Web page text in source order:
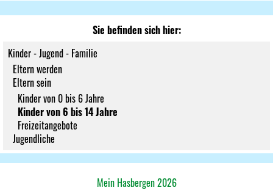
Sie befinden sich hier:
Kinder - Jugend - Familie
Eltern werden
Eltern sein
Kinder von 0 bis 6 Jahre
Kinder von 6 bis 14 Jahre
Freizeitangebote
Jugendliche
Mein Hasbergen 2026